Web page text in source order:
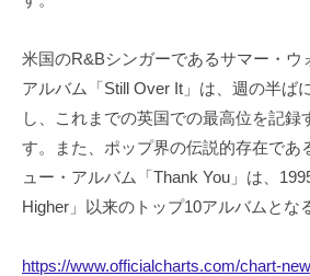
米国のR&Bシンガーであるサマー・ウ
アルバム「Still Over It」は、週の半ば
し、これまでの英国での最高位を記録
す。また、ポップ界の伝説的存在であ
ュー・アルバム「Thank You」は、
Higher」以来のトップ10アルバムとな
https://www.officialcharts.com/chart-